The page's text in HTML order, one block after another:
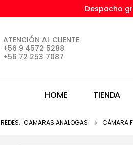
Despacho
ATENCIÓN AL CLIENTE
+56 9 4572 5288
+56 72 253 7087
HOME TIENDA
REDES, CAMARAS ANALOGAS CÁMARA